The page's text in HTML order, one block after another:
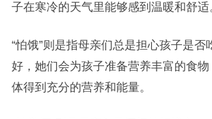
子在寒冷的天气里能够感到温暖和舒适
“怕饿”则是指母亲们总是担心孩子是否
好，她们会为孩子准备营养丰富的食
体得到充分的营养和能量。